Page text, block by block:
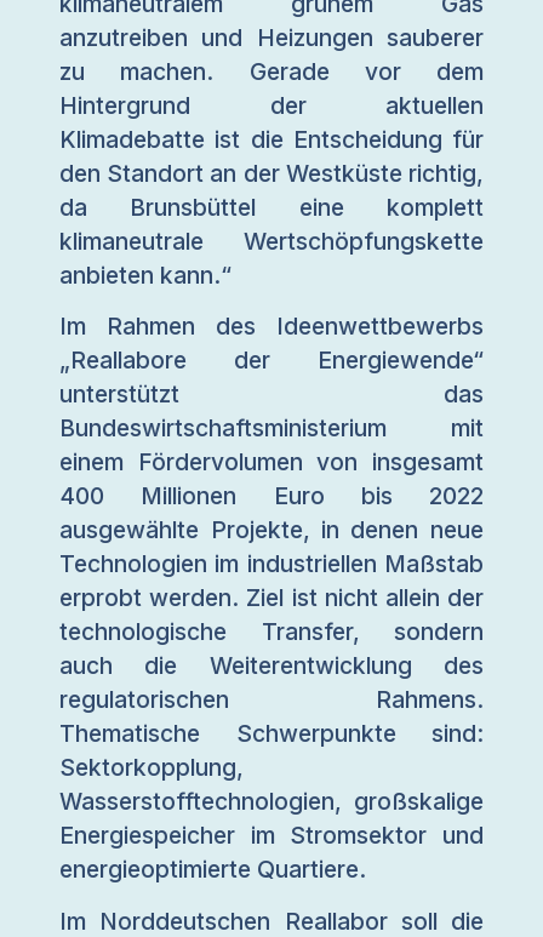
anzutreiben und Heizungen sauberer
zu machen. Gerade vor dem
Hintergrund der aktuellen
Klimadebatte ist die Entscheidung für
den Standort an der Westküste richtig,
da Brunsbüttel eine komplett
klimaneutrale Wertschöpfungskette
anbieten kann.“
Im Rahmen des Ideenwettbewerbs
„Reallabore der Energiewende“
unterstützt das
Bundeswirtschaftsministerium mit
einem Fördervolumen von insgesamt
400 Millionen Euro bis 2022
ausgewählte Projekte, in denen neue
Technologien im industriellen Maßstab
erprobt werden. Ziel ist nicht allein der
technologische Transfer, sondern
auch die Weiterentwicklung des
regulatorischen Rahmens.
Thematische Schwerpunkte sind:
Sektorkopplung,
Wasserstofftechnologien, großskalige
Energiespeicher im Stromsektor und
energieoptimierte Quartiere.
Im Norddeutschen Reallabor soll die